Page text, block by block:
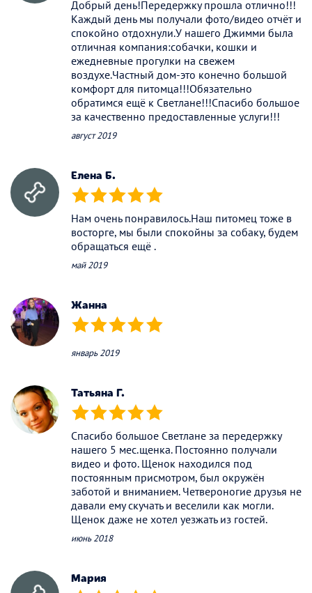
Добрый день!Передержку прошла отлично!!!
Каждый день мы получали фото/видео отчёт и
спокойно отдохнули.У нашего Джимми была
отличная компания:собачки, кошки и
ежедневные прогулки на свежем
воздухе.Частный дом-это конечно большой
комфорт для питомца!!!Обязательно
обратимся ещё к Светлане!!!Спасибо большое
за качественно предоставленные услуги!!!
август 2019
Елена Б.
(*) (*) (*) (*) (*)
Нам очень понравилось.Наш питомец тоже в
восторге, мы были спокойны за собаку, будем
обращаться ещё .
май 2019
Жанна
(*) (*) (*) (*) (*)
январь 2019
Татьяна Г.
(*) (*) (*) (*) (*)
Спасибо большое Светлане за передержку
нашего 5 мес.щенка. Постоянно получали
видео и фото. Щенок находился под
постоянным присмотром, был окружён
заботой и вниманием. Четвероногие друзья не
давали ему скучать и веселили как могли.
Щенок даже не хотел уезжать из гостей.
июнь 2018
Мария